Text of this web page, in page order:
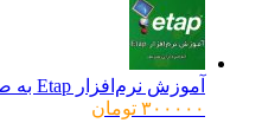
آموزش نرم‌افزار Etap به صورت تصویری
۳۰۰۰۰۰ تومان